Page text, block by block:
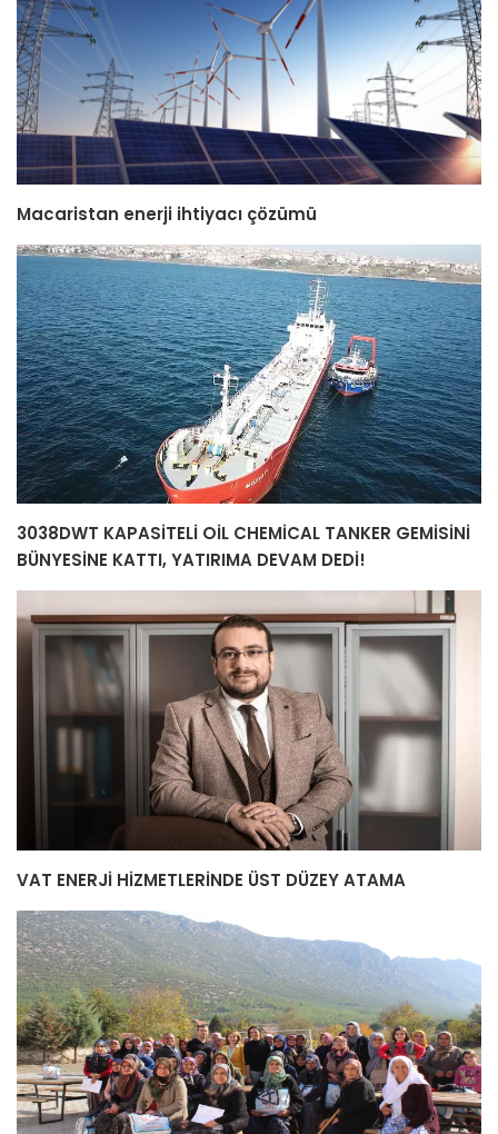
Macaristan enerji ihtiyacı çözümü
3038DWT KAPASİTELİ OİL CHEMİCAL TANKER GEMİSİNİ
BÜNYESİNE KATTI, YATIRIMA DEVAM DEDİ!
VAT ENERJİ HİZMETLERİNDE ÜST DÜZEY ATAMA